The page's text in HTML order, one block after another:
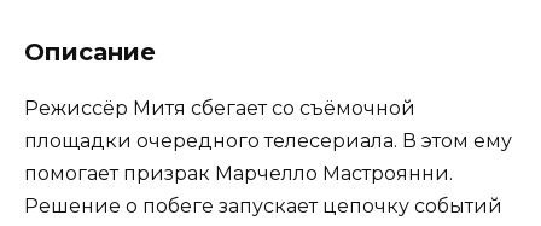
Описание
Режиссёр Митя сбегает со съёмочной
площадки очередного телесериала. В этом ему
помогает призрак Марчелло Мастроянни.
Решение о побеге запускает цепочку событий